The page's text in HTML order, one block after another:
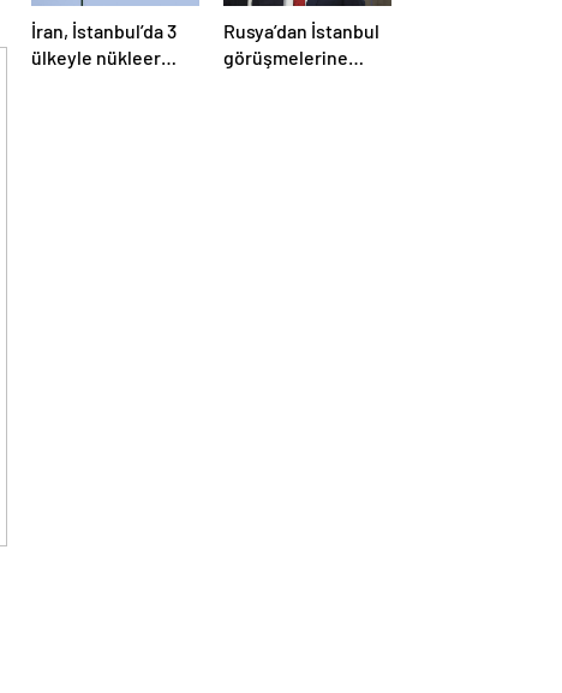
İran, İstanbul’da 3
ülkeyle nükleer
konusunu
Rusya’dan İstanbul
görüşmelerine
ilişkin açıklama